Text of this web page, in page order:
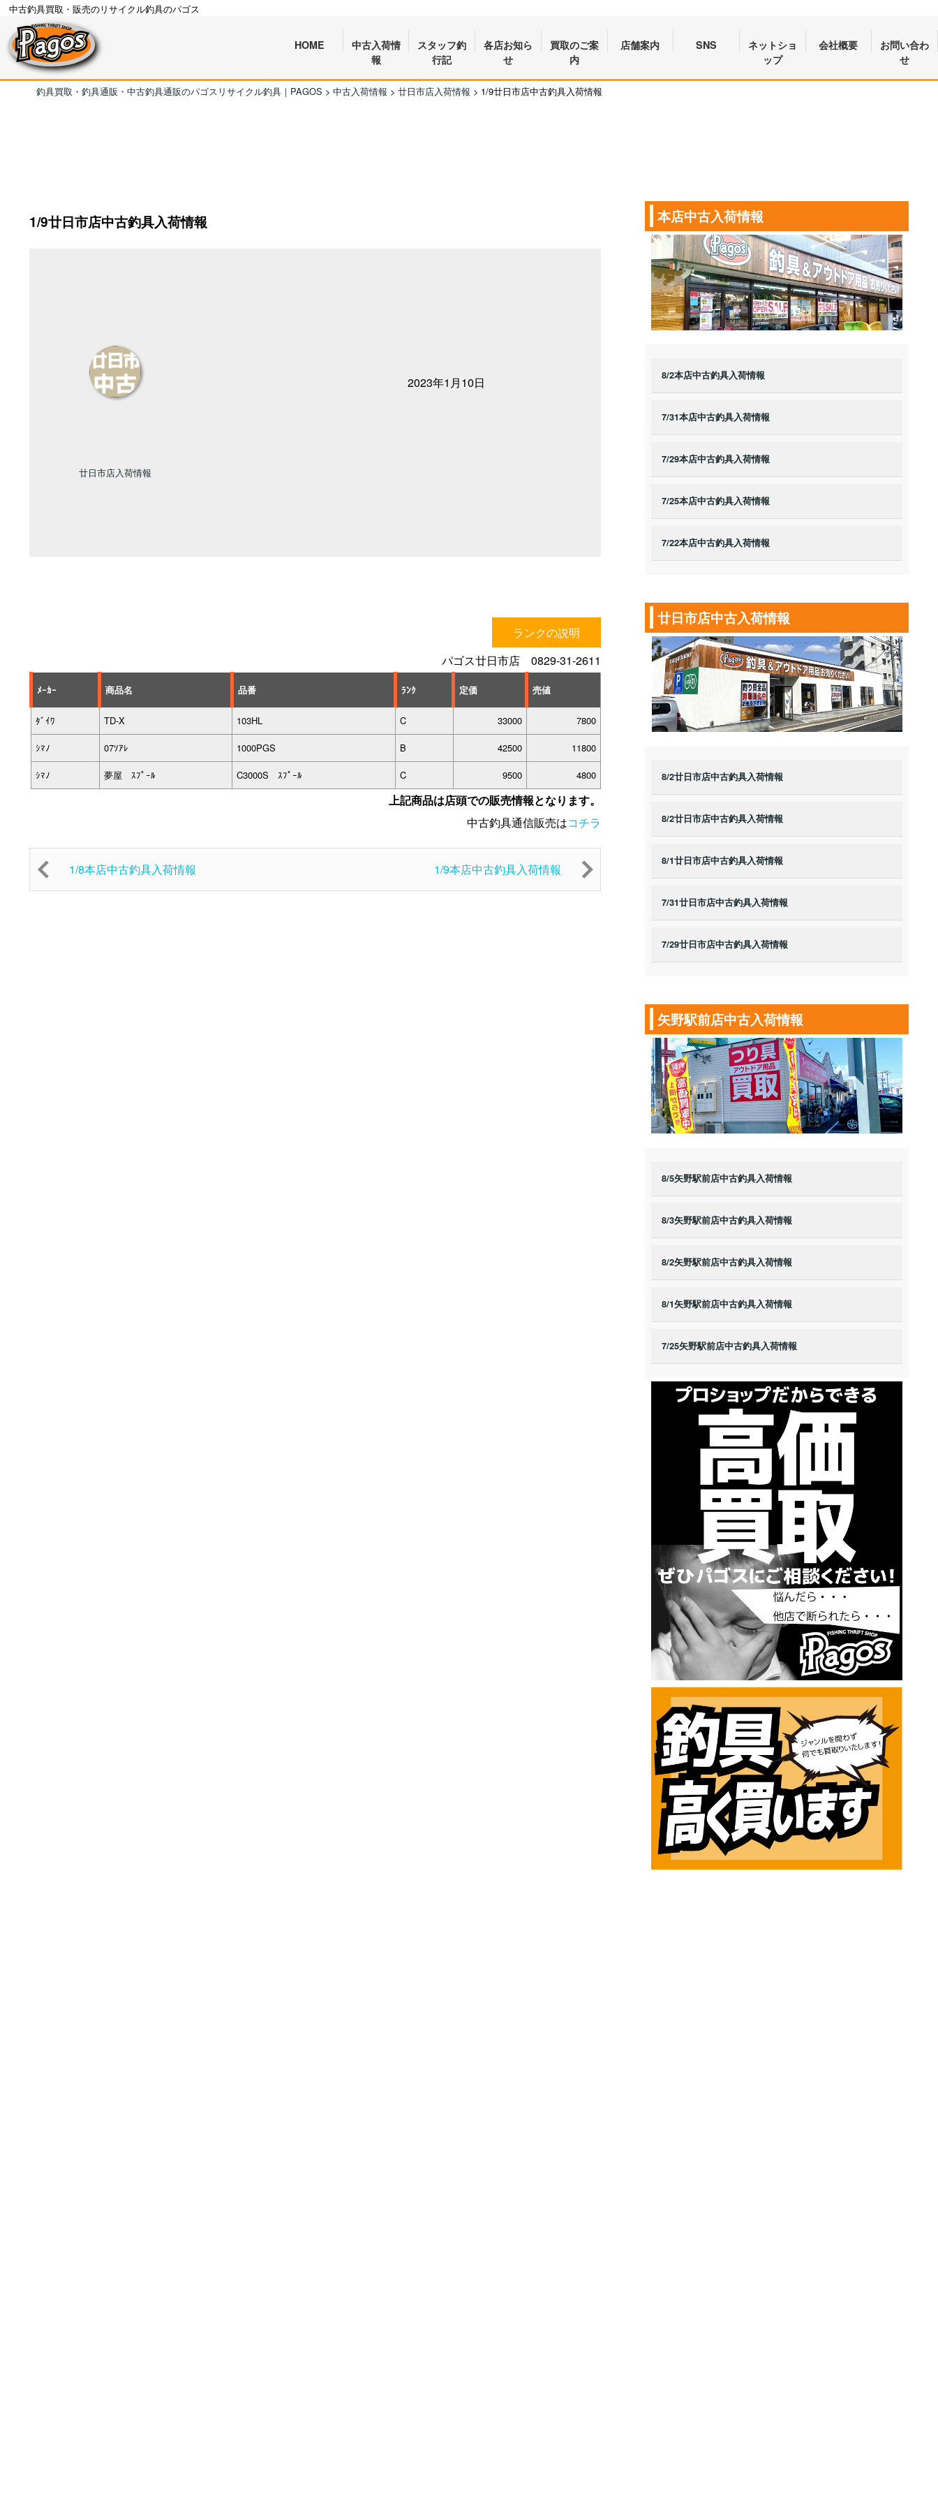
中古釣具買取・販売のリサイクル釣具のパゴス
HOME
中古入荷情
報
スタッフ釣
行記
各店お知ら
せ
買取のご案
内
店舗案内 SNS
ネットショ
ップ
会社概要
お問い合わ
せ
釣具買取・釣具通販・中古釣具通販のパゴスリサイクル釣具｜PAGOS > 中古入荷情報 > 廿日市店入荷情報 > 1/9廿日市店中古釣具入荷情報
1/9廿日市店中古釣具入荷情報
廿日市店入荷情報
2023年1月10日
ランクの説明
パゴス廿日市店 0829-31-2611
ﾒｰｶｰ 商品名 品番 ﾗﾝｸ 定価 売値
ﾀﾞｲﾜ TD-X 103HL C 33000 7800
ｼﾏﾉ 07ｿｱﾚ 1000PGS B 42500 11800
ｼﾏﾉ 夢屋 ｽﾌﾟｰﾙ C3000S ｽﾌﾟｰﾙ C 9500 4800
上記商品は店頭での販売情報となります。
中古釣具通信販売はコチラ
1/8本店中古釣具入荷情報 1/9本店中古釣具入荷情報
本店中古入荷情報
8/2本店中古釣具入荷情報
7/31本店中古釣具入荷情報
7/29本店中古釣具入荷情報
7/25本店中古釣具入荷情報
7/22本店中古釣具入荷情報
廿日市店中古入荷情報
8/2廿日市店中古釣具入荷情報
8/2廿日市店中古釣具入荷情報
8/1廿日市店中古釣具入荷情報
7/31廿日市店中古釣具入荷情報
7/29廿日市店中古釣具入荷情報
矢野駅前店中古入荷情報
8/5矢野駅前店中古釣具入荷情報
8/3矢野駅前店中古釣具入荷情報
8/2矢野駅前店中古釣具入荷情報
8/1矢野駅前店中古釣具入荷情報
7/25矢野駅前店中古釣具入荷情報